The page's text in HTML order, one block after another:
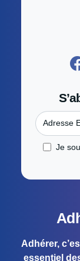
Adhérer,
essentiel
Adresse
Je